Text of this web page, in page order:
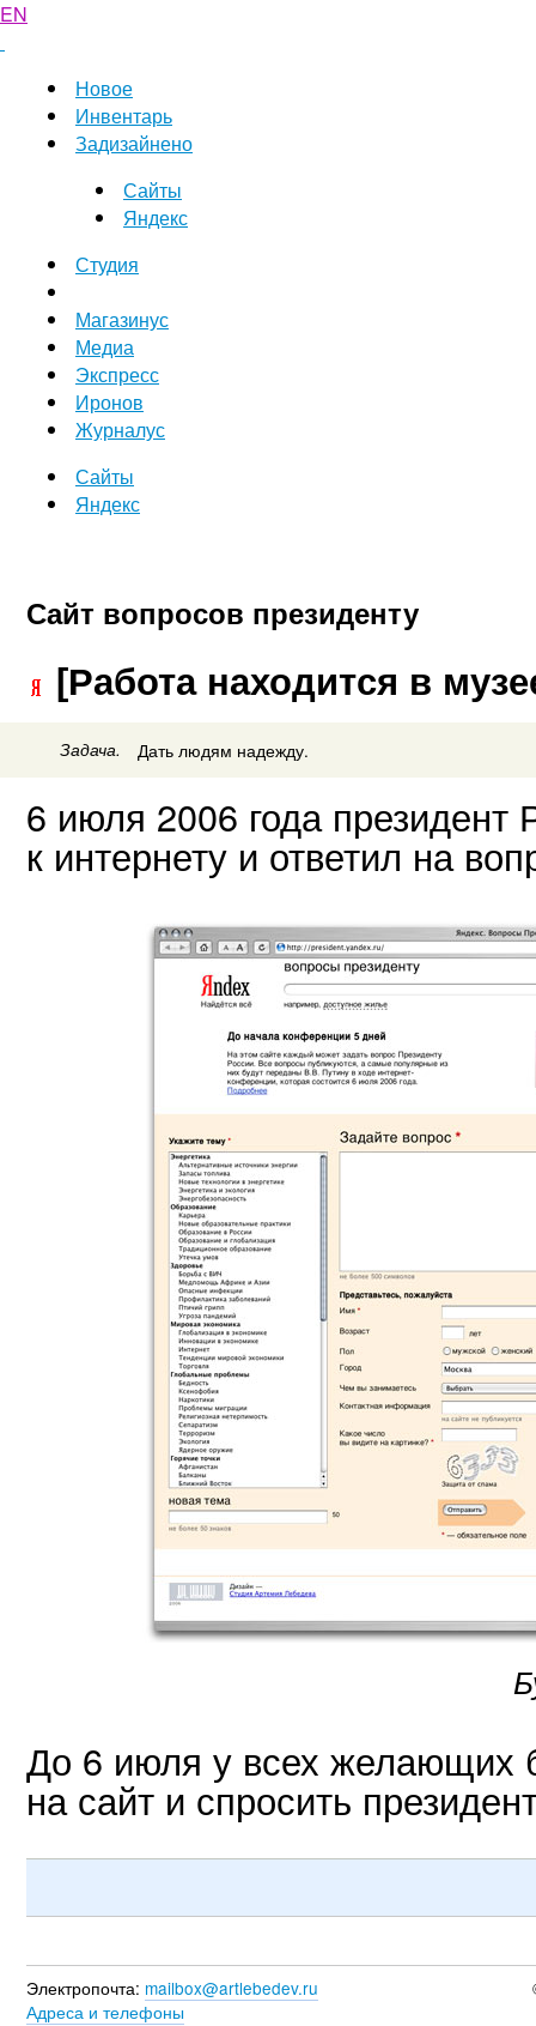
EN
Новое
Инвентарь
Задизайнено
Сайты
Яндекс
Студия
Магазинус
Медиа
Экспресс
Иронов
Журналус
Сайты
Яндекс
Сайт вопросов президенту
[Работа находится в
Задача. Дать людям надежду.
6 июля 2006 года президент
к интернету и ответил на
До 6 июля у всех желающих
на сайт и спросить
Электропочта: mailbox@artlebedev.ru
Адреса и телефоны